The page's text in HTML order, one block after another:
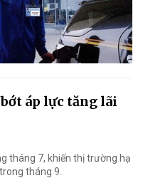
áp lực tăng lãi
tháng 7, khiến thị trường hạ
tháng 9.